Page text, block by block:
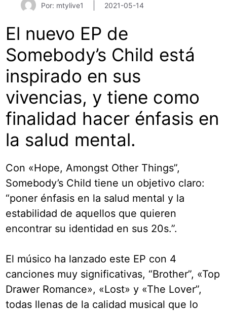
Por: mtylive1 2021-05-14
El nuevo EP de
Somebody’s Child está
inspirado en sus
vivencias, y tiene como
finalidad hacer énfasis en
la salud mental.
Con «Hope, Amongst Other Things”,
Somebody’s Child tiene un objetivo claro:
“poner énfasis en la salud mental y la
estabilidad de aquellos que quieren
encontrar su identidad en sus 20s.”.
El músico ha lanzado este EP con 4
canciones muy significativas, “Brother”, «Top
Drawer Romance», «Lost» y «The Lover”,
todas llenas de la calidad musical que lo